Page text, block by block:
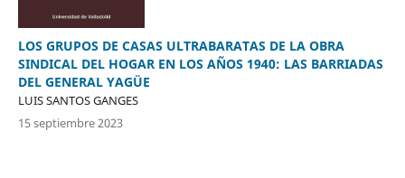
LOS GRUPOS DE CASAS ULTRABARATAS DE LA OBRA
SINDICAL DEL HOGAR EN LOS AÑOS 1940: LAS BARRIADAS
DEL GENERAL YAGÜE
LUIS SANTOS GANGES
15 septiembre 2023